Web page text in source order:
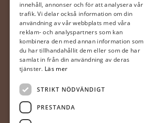
Mån-fre 10:00 – 20:00
Lördag 10:00 – 18:00
Söndag 10:00 – 18:00
Halmstad
(Hallarna)
Gerdas Te & Kaffehandel
Prästvägen 1
302 63 Halmstad
innehåll, annonser och för att analysera vår
trafik. Vi delar också information om din
användning av vår webbplats med våra
reklam- och analyspartners som kan
kombinera den med annan information som
du har tillhandahållit dem eller som de har
samlat in från din användning av deras
tjänster. Läs mer
STRIKT NÖDVÄNDIGT
PRESTANDA